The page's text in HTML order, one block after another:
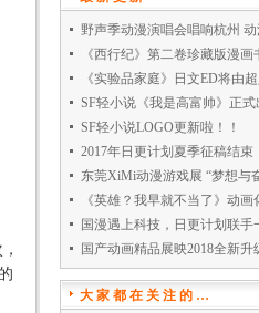
野声季动漫演唱会唱响杭州 动
《西行纪》第二卷珍藏版漫画
《实验品家庭》日文ED将由
SF轻小说《我是高富帅》正式
SF轻小说LOGO更新啦！！
2017年日更计划夏季征稿结束
东莞XiMi动漫游戏展 “梦想与
《英雄？我早就不当了》动画
国漫遇上科技，日更计划联手
国产动画精品展映2018全新
大家都在关注的…